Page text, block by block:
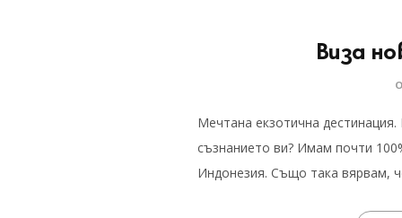
Виза
Мечтана екзотична
съзнанието ви? Имам почти
Индонезия. Също така вярвам,